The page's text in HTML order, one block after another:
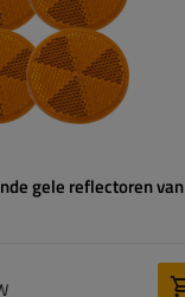
gele reflectoren van
geel
Plakband